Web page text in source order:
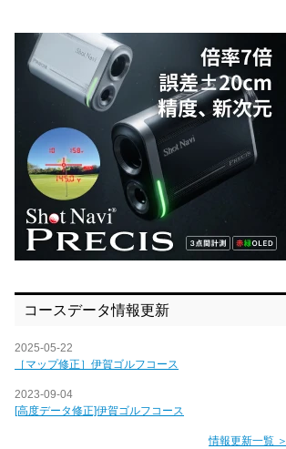
コースデータ情報更新
2025-05-22
［マップ修正］伊賀ゴルフコース
2023-09-04
[高度データ修正]伊賀ゴルフコース
情報更新一覧 ＞